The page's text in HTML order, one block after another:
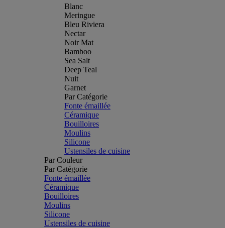
Blanc
Meringue
Bleu Riviera
Nectar
Noir Mat
Bamboo
Sea Salt
Deep Teal
Nuit
Garnet
Par Catégorie
Fonte émaillée
Céramique
Bouilloires
Moulins
Silicone
Ustensiles de cuisine
Par Couleur
Par Catégorie
Fonte émaillée
Céramique
Bouilloires
Moulins
Silicone
Ustensiles de cuisine